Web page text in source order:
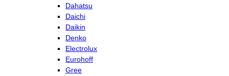
Dahatsu
Daichi
Daikin
Denko
Electrolux
Eurohoff
Gree